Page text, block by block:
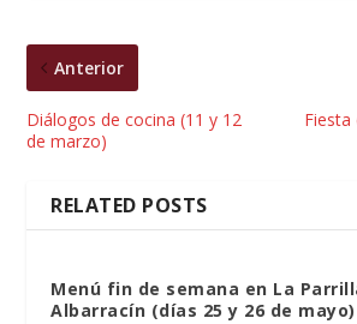
Anterior
Diálogos de cocina (11 y 12
de marzo)
RELATED POSTS
Menú fin de semana en La
Albarracín (días 25 y 26 de mayo)